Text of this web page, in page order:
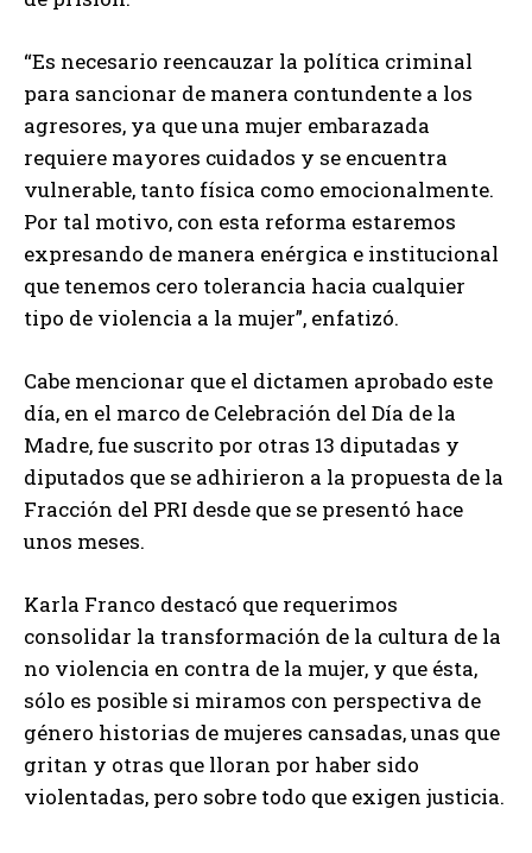
“Es necesario reencauzar la política criminal
para sancionar de manera contundente a los
agresores, ya que una mujer embarazada
requiere mayores cuidados y se encuentra
vulnerable, tanto física como emocionalmente.
Por tal motivo, con esta reforma estaremos
expresando de manera enérgica e institucional
que tenemos cero tolerancia hacia cualquier
tipo de violencia a la mujer”, enfatizó.
Cabe mencionar que el dictamen aprobado este
día, en el marco de Celebración del Día de la
Madre, fue suscrito por otras 13 diputadas y
diputados que se adhirieron a la propuesta de la
Fracción del PRI desde que se presentó hace
unos meses.
Karla Franco destacó que requerimos
consolidar la transformación de la cultura de la
no violencia en contra de la mujer, y que ésta,
sólo es posible si miramos con perspectiva de
género historias de mujeres cansadas, unas que
gritan y otras que lloran por haber sido
violentadas, pero sobre todo que exigen justicia.